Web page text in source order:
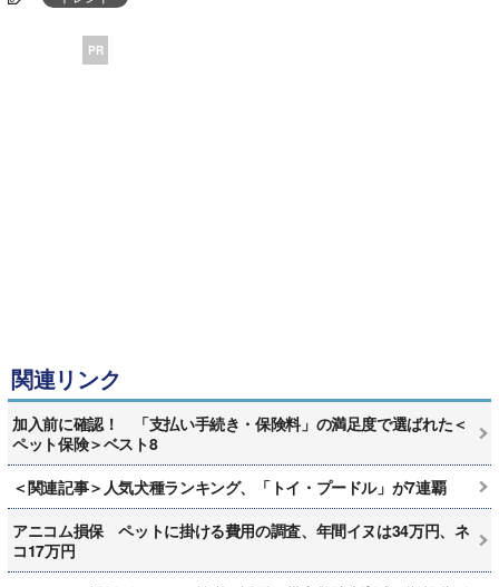
PR
関連リンク
加入前に確認！ 「支払い手続き・保険料」の満足度で選ばれた＜
ペット保険＞ベスト8
＜関連記事＞人気犬種ランキング、「トイ・プードル」が7連覇
アニコム損保 ペットに掛ける費用の調査、年間イヌは34万円、ネ
コ17万円